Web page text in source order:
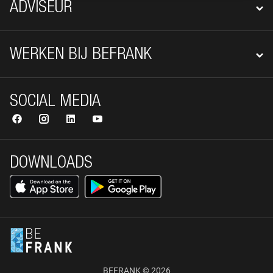
ADVISEUR
WERKEN BIJ BEFRANK
DOWNLOADS
SOCIAL MEDIA
BEFRANK © 2026